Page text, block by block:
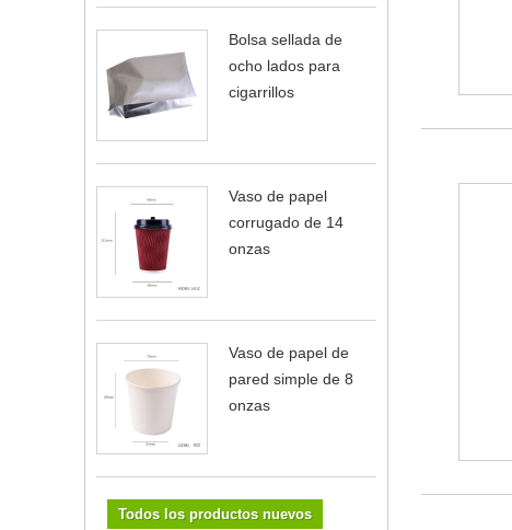
Bolsa sellada de
ocho lados para
cigarrillos
Vaso de papel
corrugado de 14
onzas
Vaso de papel de
pared simple de 8
onzas
Todos los productos nuevos